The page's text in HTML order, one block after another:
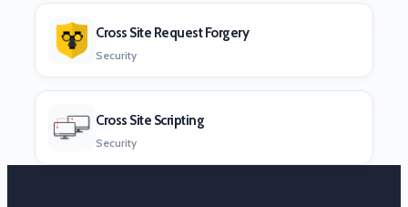
Cross Site Request Forgery
Security
Cross Site Scripting
Security